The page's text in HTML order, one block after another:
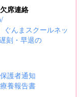
。 （1）地
いずれかに該当す
員と
日から2年を経過
に規定する罪を犯
党その他の団体を
席連絡
んまスクールネッ
刻・早退の
護者通知
養報告書